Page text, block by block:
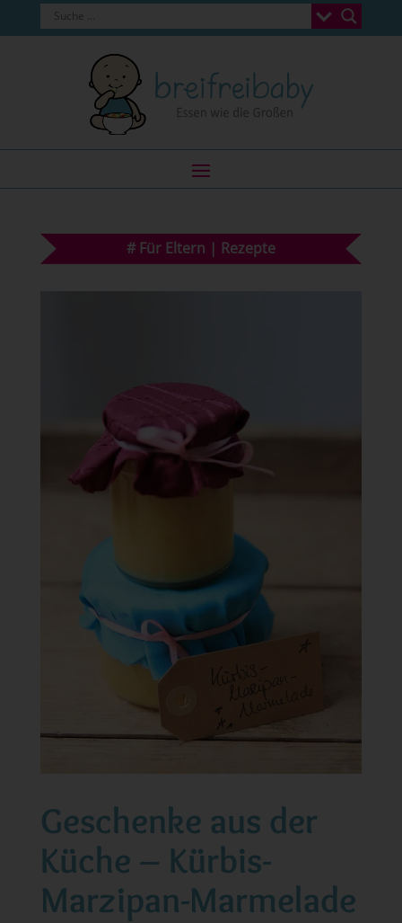
# Für Eltern | Rezepte
Geschenke aus der
Küche – Kürbis-
Marzipan-Marmelade